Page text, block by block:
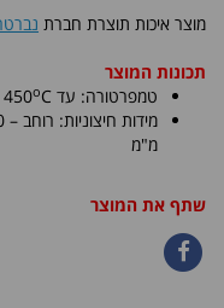
מוצר איכות תוצרת חברת
תכונות המוצר
טמפרטורה: עד C
450o
מידות חיצוניות: רוחב – 1200 מ"מ, גובה – 1750 מ"מ
מ"מ
שתף את המוצר